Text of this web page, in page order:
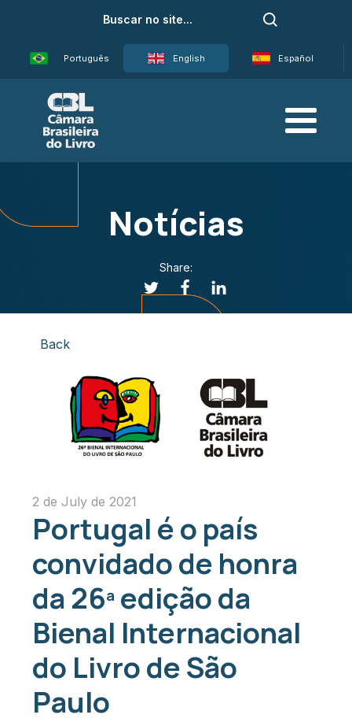
Português English Español
Notícias
Share:
Back
2 de July de 2021
Portugal é o país
convidado de honra
da 26ª edição da
Bienal Internacional
do Livro de São
Paulo